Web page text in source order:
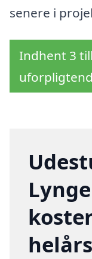
senere i
Indhent 3